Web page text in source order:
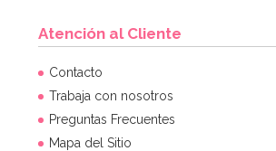
Preparado para Galletas 500 gr - FunCakes
Atención al Cliente
Contacto
Trabaja con nosotros
Preguntas Frecuentes
Mapa del Sitio